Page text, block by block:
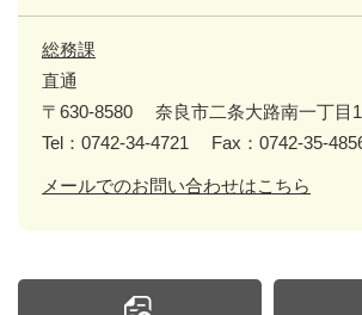
総務課
直通
〒630-8580
奈良市二条大路南一丁目
Tel：0742-34-4721
Fax：0742-35-
メールでのお問い合わせはこちら